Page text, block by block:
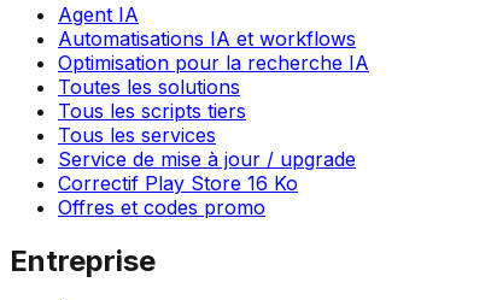
Agent IA
Automatisations IA et workflows
Optimisation pour la recherche IA
Toutes les solutions
Tous les scripts tiers
Tous les services
Service de mise à jour / upgrade
Correctif Play Store 16 Ko
Offres et codes promo
Entreprise